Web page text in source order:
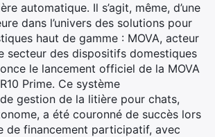
automatique. Il s’agit, même, d’une
dans l’univers des solutions pour
haut de gamme : MOVA, acteur
secteur des dispositifs domestiques
le lancement officiel de la MOVA
Prime. Ce système
gestion de la litière pour chats,
a été couronné de succès lors
de financement participatif, avec